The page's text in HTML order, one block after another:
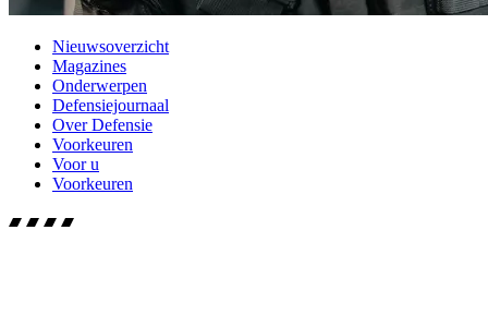
Nieuwsoverzicht
Magazines
Onderwerpen
Defensiejournaal
Over Defensie
Voorkeuren
Voor u
Voorkeuren